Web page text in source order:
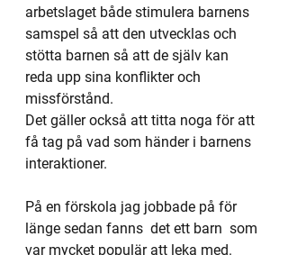
arbetslaget både stimulera barnens
samspel så att den utvecklas och
stötta barnen så att de själv kan
reda upp sina konflikter och
missförstånd.
Det gäller också att titta noga för att
få tag på vad som händer i barnens
interaktioner.
På en förskola jag jobbade på för
länge sedan fanns  det ett barn  som
var mycket populär att leka med.